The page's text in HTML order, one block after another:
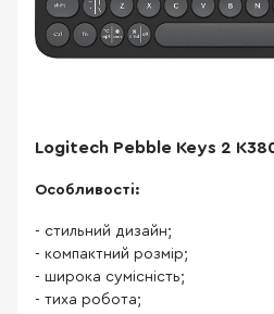
Logitech Pebble Keys 2
Особливості:
- стильний дизайн;
- компактний розмір;
- широка сумісність;
- тиха робота;